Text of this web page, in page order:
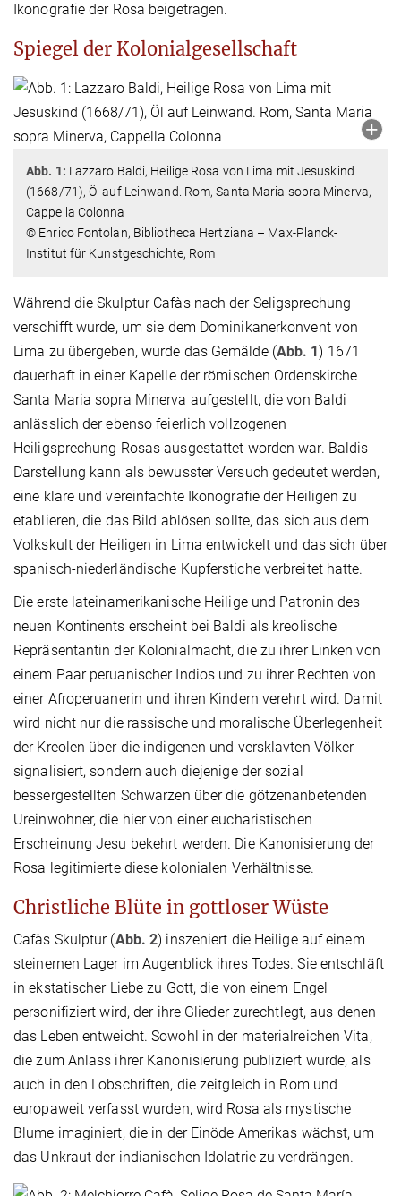
Ikonografie der Rosa beigetragen.
Spiegel der Kolonialgesellschaft
Abb. 1: Lazzaro Baldi, Heilige Rosa von Lima mit Jesuskind
(1668/71), Öl auf Leinwand. Rom, Santa Maria sopra Minerva,
Cappella Colonna
© Enrico Fontolan, Bibliotheca Hertziana – Max-Planck-
Institut für Kunstgeschichte, Rom
Während die Skulptur Cafàs nach der Seligsprechung
verschifft wurde, um sie dem Dominikanerkonvent von
Lima zu übergeben, wurde das Gemälde (Abb. 1 ) 1671
dauerhaft in einer Kapelle der römischen Ordenskirche
Santa Maria sopra Minerva aufgestellt, die von Baldi
anlässlich der ebenso feierlich vollzogenen
Heiligsprechung Rosas ausgestattet worden war. Baldis
Darstellung kann als bewusster Versuch gedeutet werden,
eine klare und vereinfachte Ikonografie der Heiligen zu
etablieren, die das Bild ablösen sollte, das sich aus dem
Volkskult der Heiligen in Lima entwickelt und das sich über
spanisch-niederländische Kupferstiche verbreitet hatte.
Die erste lateinamerikanische Heilige und Patronin des
neuen Kontinents erscheint bei Baldi als kreolische
Repräsentantin der Kolonialmacht, die zu ihrer Linken von
einem Paar peruanischer Indios und zu ihrer Rechten von
einer Afroperuanerin und ihren Kindern verehrt wird. Damit
wird nicht nur die rassische und moralische Überlegenheit
der Kreolen über die indigenen und versklavten Völker
signalisiert, sondern auch diejenige der sozial
bessergestellten Schwarzen über die götzenanbetenden
Ureinwohner, die hier von einer eucharistischen
Erscheinung Jesu bekehrt werden. Die Kanonisierung der
Rosa legitimierte diese kolonialen Verhältnisse.
Christliche Blüte in gottloser Wüste
Cafàs Skulptur (Abb. 2) inszeniert die Heilige auf einem
steinernen Lager im Augenblick ihres Todes. Sie entschläft
in ekstatischer Liebe zu Gott, die von einem Engel
personifiziert wird, der ihre Glieder zurechtlegt, aus denen
das Leben entweicht. Sowohl in der materialreichen Vita,
die zum Anlass ihrer Kanonisierung publiziert wurde, als
auch in den Lobschriften, die zeitgleich in Rom und
europaweit verfasst wurden, wird Rosa als mystische
Blume imaginiert, die in der Einöde Amerikas wächst, um
das Unkraut der indianischen Idolatrie zu verdrängen.